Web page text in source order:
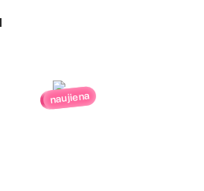
naujiena